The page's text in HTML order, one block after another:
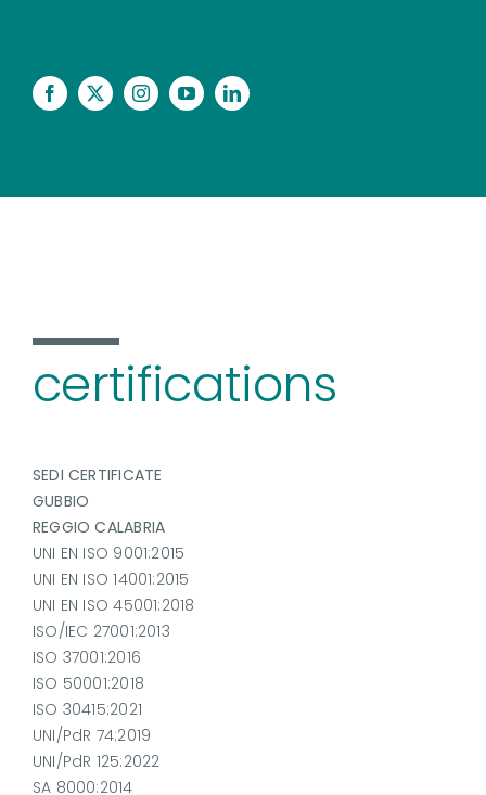
certifications
SEDI CERTIFICATE
GUBBIO
REGGIO CALABRIA
UNI EN ISO 9001:2015
UNI EN ISO 14001:2015
UNI EN ISO 45001:2018
ISO/IEC 27001:2013
ISO 37001:2016
ISO 50001:2018
ISO 30415:2021
UNI/PdR 74:2019
UNI/PdR 125:2022
SA 8000:2014